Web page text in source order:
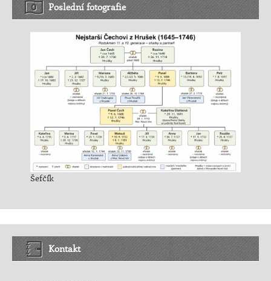
Poslední fotografie
Šefčík
Kontakt